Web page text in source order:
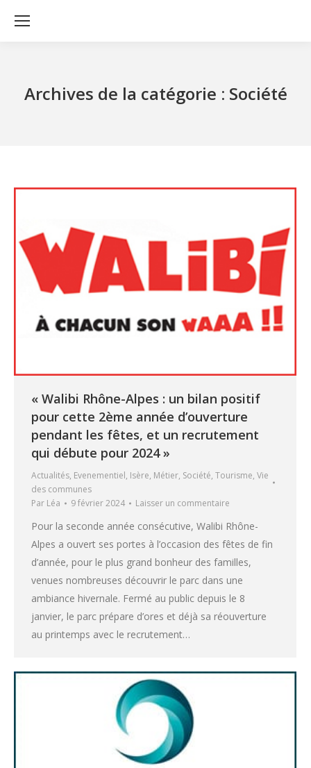
Archives de la catégorie : Société
« Walibi Rhône-Alpes : un bilan positif
pour cette 2ème année d’ouverture
pendant les fêtes, et un recrutement
qui débute pour 2024 »
Actualités, Evenementiel, Isère, Métier, Société, Tourisme, Vie
des communes
Par Léa 9 février 2024 Laisser un commentaire
Pour la seconde année consécutive, Walibi Rhône-
Alpes a ouvert ses portes à l’occasion des fêtes de fin
d’année, pour le plus grand bonheur des familles,
venues nombreuses découvrir le parc dans une
ambiance hivernale. Fermé au public depuis le 8
janvier, le parc prépare d’ores et déjà sa réouverture
au printemps avec le recrutement…